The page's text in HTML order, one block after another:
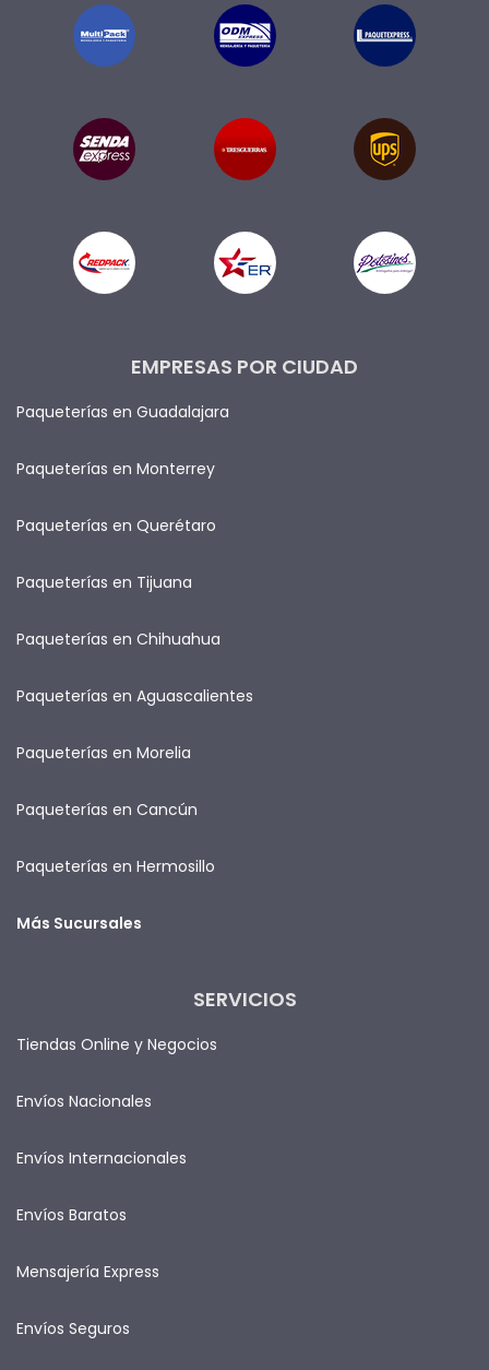
EMPRESAS POR CIUDAD
Paqueterías en Guadalajara
Paqueterías en Monterrey
Paqueterías en Querétaro
Paqueterías en Tijuana
Paqueterías en Chihuahua
Paqueterías en Aguascalientes
Paqueterías en Morelia
Paqueterías en Cancún
Paqueterías en Hermosillo
Más Sucursales
SERVICIOS
Tiendas Online y Negocios
Envíos Nacionales
Envíos Internacionales
Envíos Baratos
Mensajería Express
Envíos Seguros